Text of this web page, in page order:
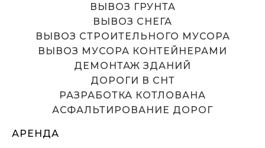
ВЫВОЗ ГРУНТА
ВЫВОЗ СНЕГА
ВЫВОЗ СТРОИТЕЛЬНОГО МУСОРА
ВЫВОЗ МУСОРА КОНТЕЙНЕРАМИ
ДЕМОНТАЖ ЗДАНИЙ
ДОРОГИ В СНТ
РАЗРАБОТКА КОТЛОВАНА
АСФАЛЬТИРОВАНИЕ ДОРОГ
АРЕНДА